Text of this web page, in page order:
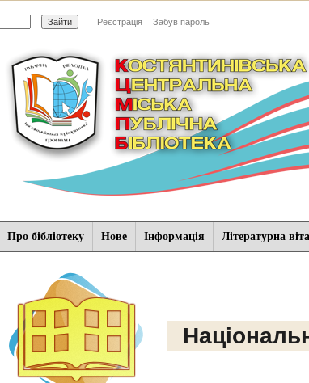
Реєстрація Забув пароль
Про бібліотеку Нове Iнформацiя Літературна